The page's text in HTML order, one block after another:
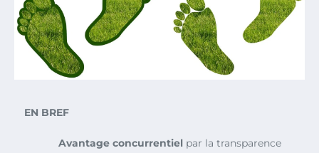
EN BREF
Avantage concurrentiel par la transparence